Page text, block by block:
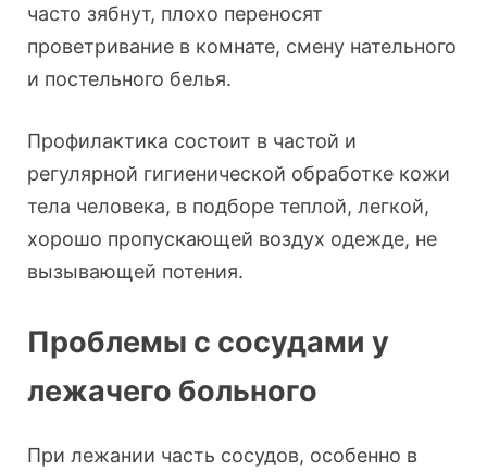
часто зябнут, плохо переносят
проветривание в комнате, смену нательного
и постельного белья.
Профилактика состоит в частой и
регулярной гигиенической обработке кожи
тела человека, в подборе теплой, легкой,
хорошо пропускающей воздух одежде, не
вызывающей потения.
Проблемы с сосудами у
лежачего больного
При лежании часть сосудов, особенно в